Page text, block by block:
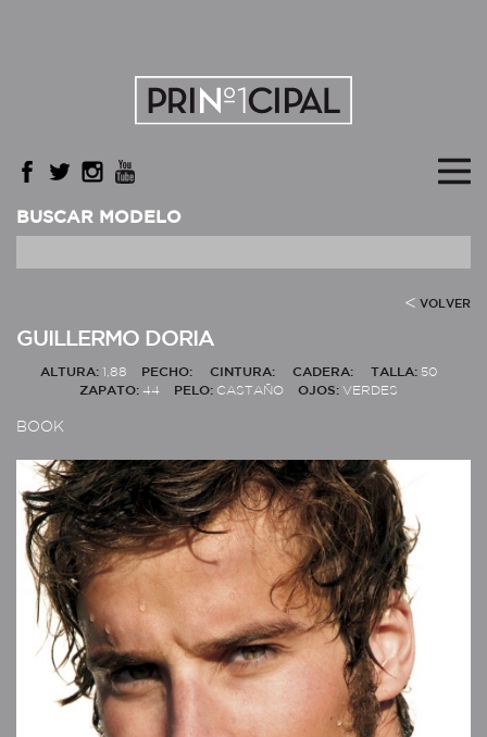
BUSCAR MODELO
VOLVER
GUILLERMO DORIA
ALTURA: 1,88 PECHO: CINTURA: CADERA: TALLA: 50
ZAPATO: 44 PELO: CASTAÑO OJOS: VERDES
BOOK